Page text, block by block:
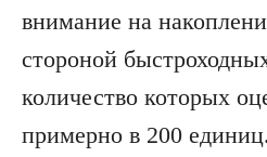
внимание на
стороной
количество которых
примерно в 200